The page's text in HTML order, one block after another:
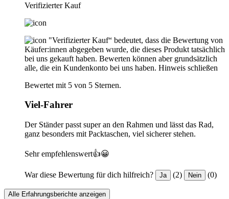
Verifizierter Kauf
"Verifizierter Kauf“ bedeutet, dass die Bewertung von
Käufer:innen abgegeben wurde, die dieses Produkt tatsächlich
bei uns gekauft haben. Bewerten können aber grundsätzlich
alle, die ein Kundenkonto bei uns haben. Hinweis schließen
Bewertet mit 5 von 5 Sternen.
Viel-Fahrer
Der Ständer passt super an den Rahmen und lässt das Rad,
ganz besonders mit Packtaschen, viel sicherer stehen.
Sehr empfehlenswert👍😀
War diese Bewertung für dich hilfreich? Ja (2) Nein (0)
Alle Erfahrungsberichte anzeigen